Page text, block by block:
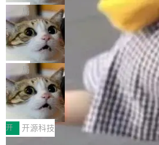
工具升级为企业的质量基础设施。 CIO
现实 过去两年，CIO们的焦虑清单上多
一是如何让大模型和智能体应用安全地
向生产，二是如何让测试团队跟得上AI
章从一个简单的例子切入。一个网站的
设置，如果用布尔值 + 可空字段来表
ean 表示是否可切换，nullable 的默认
色方案、深色方案——会产生大量无意
合。方案缺了、配置冲突了、全 null 了
哪些组合有效，作者说，你得靠"文档、
者部落知识"。 换个写法。Rust 的
变体：Switchable...
S。如果你只看官方博客，你会觉得这是
个"AI 知识库 + 聊天机器人"——每个大
做，没什么新鲜的。 但 Kenton Varda
r 上把事情说清楚了： 今天我们发布了
re OS，一个带连接器的聊天机器人，跟
有科技公司做的一样。只不过，实际上
样。这是 Sandstorm.io 的重制版，我十
那个创业公司。不同的是，这次它构建
lare Workers 上——我花了九年时间搭建
——并且深度集成了 AI。这基本上是我
局
Deno 团队开源 Celld，可自托管的
布式 Durable Objects
Ryan Dahl 领导的 Deno 团队推出了最
目 Celld，一个能在自己机器上运行
Workers 和 Durable Objects 的守护进
计思路很直接：每个对象是一个独立的
数据库，按名称寻址，复制到你自己的
存储库里。节点之间只通过这个存储库
没有控制平面，没有共识协议。每个对
局
鲁大师7月新机性能/流畅/AI榜：vivo
性能、流畅双第一，三星Galaxy Z系
新折叠缺席
2026年7月的手机市场，由于存储等硬
增，手机厂商的日子也不好过啊，新机
放缓，因此硝烟味淡了许多。新机参数
开 开源科技